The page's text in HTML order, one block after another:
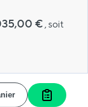
€ , soit
Ajouter